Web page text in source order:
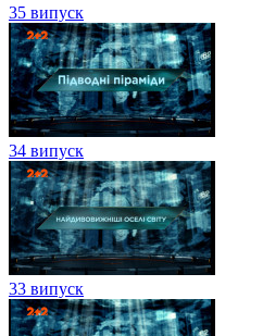
35 випуск
34 випуск
33 випуск